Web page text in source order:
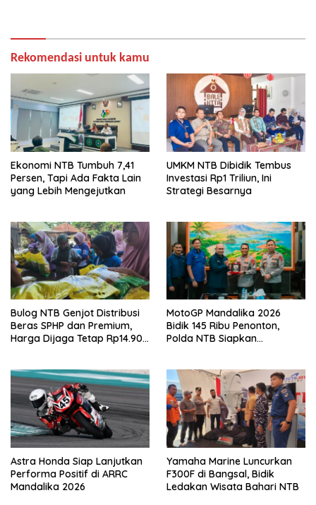
Rekomendasi untuk kamu
Ekonomi NTB Tumbuh 7,41
Persen, Tapi Ada Fakta Lain
yang Lebih Mengejutkan
UMKM NTB Dibidik Tembus
Investasi Rp1 Triliun, Ini
Strategi Besarnya
Bulog NTB Genjot Distribusi
Beras SPHP dan Premium,
Harga Dijaga Tetap Rp14.900
MotoGP Mandalika 2026
Bidik 145 Ribu Penonton,
Polda NTB Siapkan
Astra Honda Siap Lanjutkan
Performa Positif di ARRC
Mandalika 2026
Yamaha Marine Luncurkan
F300F di Bangsal, Bidik
Ledakan Wisata Bahari NTB